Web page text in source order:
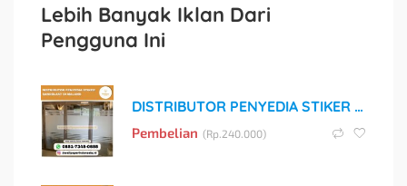
Lebih Banyak Iklan Dari
Pengguna Ini
DISTRIBUTOR PENYEDIA STIKER SANDBLAST DI MALANG
Pembelian (Rp.240.000)